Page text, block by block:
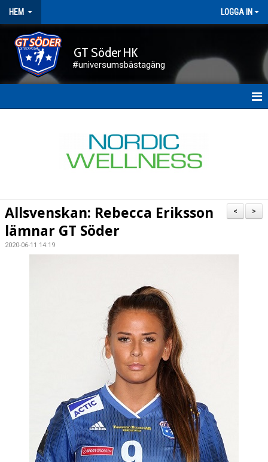
HEM LOGGA IN
GT Söder HK
#universumsbästagäng
KONTAKT
>
<
Allsvenskan: Rebecca Eriksson
lämnar GT Söder
2020-06-11 14:19